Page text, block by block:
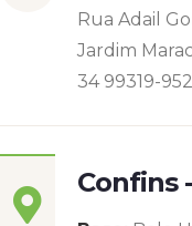
Rua Adail
Jardim
34 99319-
Confins